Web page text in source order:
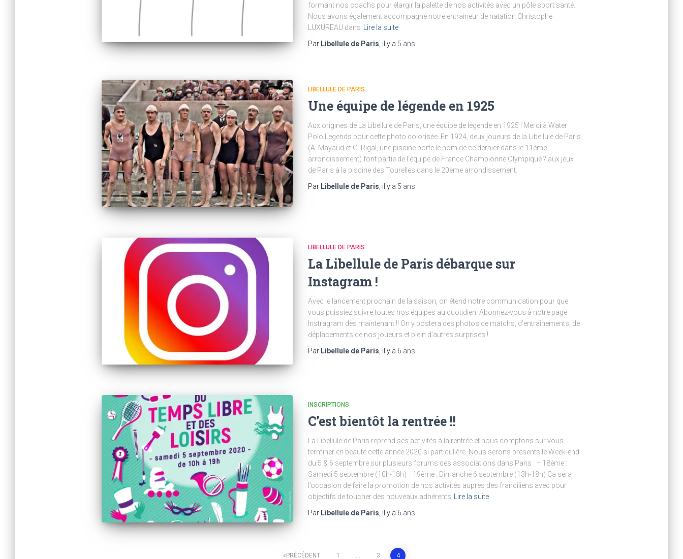
formant nos coachs pour élargir la palette de nos activités avec un pôle sport santé.
Nous avons également accompagné notre entraineur de natation Christophe
LUXUREAU dans
Lire la suite
Par Libellule de Paris , il y a 5 ans
LIBELLULE DE PARIS
Une équipe de légende en 1925
Aux origines de La Libellule de Paris, une équipe de légende en 1925 ! Merci à Water
Polo Legends pour cette photo colorisée. En 1924, deux joueurs de la Libellule de Paris
(A. Mayaud et G. Rigal, une piscine porte le nom de ce dernier dans le 11ème
arrondissement) font partie de l’équipe de France Championne Olympique ? aux jeux
de Paris à la piscine des Tourelles dans le 20ème arrondissement.
Par Libellule de Paris , il y a 5 ans
LIBELLULE DE PARIS
La Libellule de Paris débarque sur
Instagram !
Avec le lancement prochain de la saison, on étend notre communication pour que
vous puissiez suivre toutes nos équipes au quotidien. Abonnez-vous à notre page
Instragram dès maintenant !! On y postera des photos de matchs, d’entraînements, de
déplacements de nos joueurs et plein d’autres surprises !
Par Libellule de Paris , il y a 6 ans
INSCRIPTIONS
C’est bientôt la rentrée !!
La Libellule de Paris reprend ses activités à la rentrée et nous comptons sur vous
terminer en beauté cette année 2020 si particulière. Nous serons présents le Week-end
du 5 & 6 septembre sur plusieurs forums des associations dans Paris : – 18ème :
Samedi 5 septembre (10h-18h)– 19ème : Dimanche 6 septembre (13h-18h) Ça sera
l’occasion de faire la promotion de nos activités auprès des franciliens avec pour
objectifs de toucher des nouveaux adhérents Lire la suite
Par Libellule de Paris, il y a 6 ans
PRÉCÉDENT 1 … 3 4